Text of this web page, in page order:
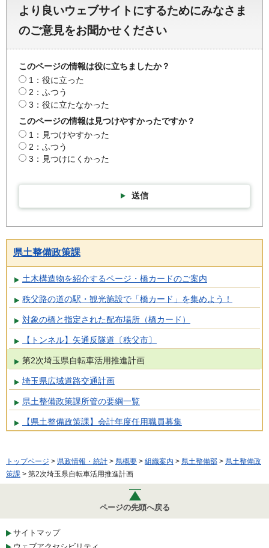
より良いウェブサイトにするためにみなさま
のご意見をお聞かせください
このページの情報は役に立ちましたか？
1：役に立った
2：ふつう
3：役に立たなかった
このページの情報は見つけやすかったですか？
1：見つけやすかった
2：ふつう
3：見つけにくかった
送信
県土整備政策課
土木構造物を紹介するページ・橋カードのご案内
秩父路の道の駅・観光施設で「橋カード」を集めよう！
対象の橋と指定された配布場所（橋カード）
【トンネル】矢通反隧道〔秩父市〕
第2次埼玉県自転車活用推進計画
埼玉県広域道路交通計画
県土整備政策課所管の要綱一覧
【県土整備政策課】会計年度任用職員募集
トップページ > 県政情報・統計 > 県概要 > 組織案内 > 県土整備部 > 県土整備政
策課 > 第2次埼玉県自転車活用推進計画
ページの先頭へ戻る
サイトマップ